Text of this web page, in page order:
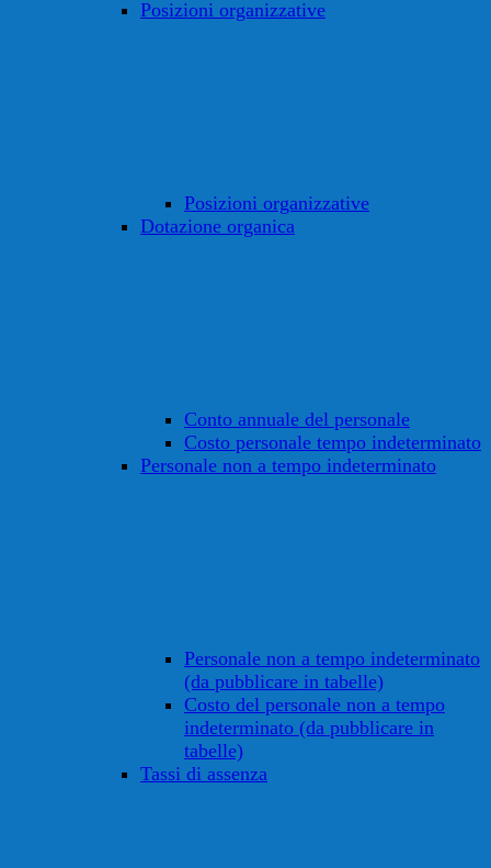
Posizioni organizzative
Posizioni organizzative
Dotazione organica
Conto annuale del personale
Costo personale tempo indeterminato
Personale non a tempo indeterminato
Personale non a tempo indeterminato
(da pubblicare in tabelle)
Costo del personale non a tempo
indeterminato (da pubblicare in
tabelle)
Tassi di assenza